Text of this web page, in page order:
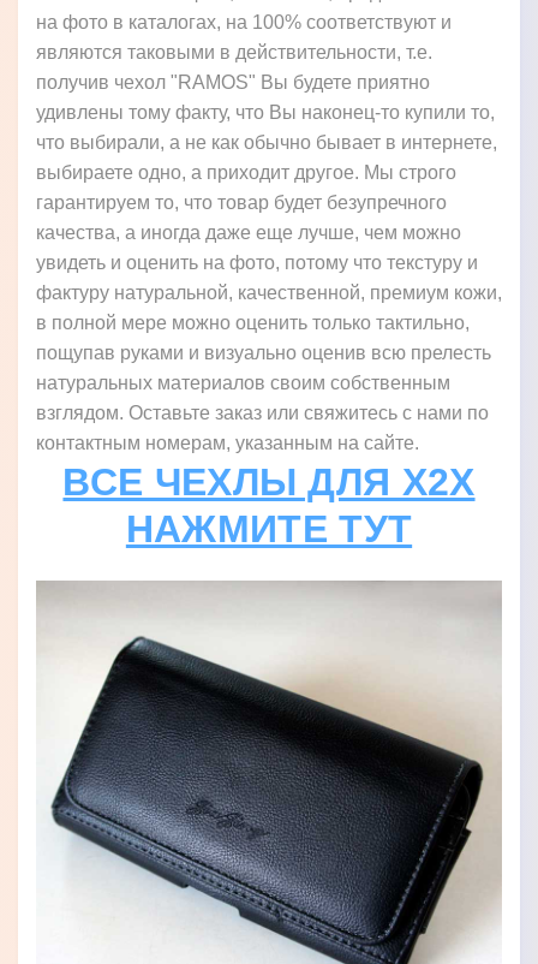
на фото в каталогах, на 100% соответствуют и
являются таковыми в действительности, т.е.
получив чехол "RAMOS" Вы будете приятно
удивлены тому факту, что Вы наконец-то купили то,
что выбирали, а не как обычно бывает в интернете,
выбираете одно, а приходит другое. Мы строго
гарантируем то, что товар будет безупречного
качества, а иногда даже еще лучше, чем можно
увидеть и оценить на фото, потому что текстуру и
фактуру натуральной, качественной, премиум кожи,
в полной мере можно оценить только тактильно,
пощупав руками и визуально оценив всю прелесть
натуральных материалов своим собственным
взглядом. Оставьте заказ или свяжитесь с нами по
контактным номерам, указанным на сайте.
ВСЕ ЧЕХЛЫ ДЛЯ X2X
НАЖМИТЕ ТУТ